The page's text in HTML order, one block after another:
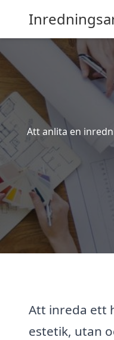
Att anlita en
Att inreda ett
estetik, utan